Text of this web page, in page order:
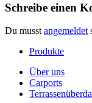
Schreibe einen
Du musst angemeldet
Produkte
Über uns
Carports